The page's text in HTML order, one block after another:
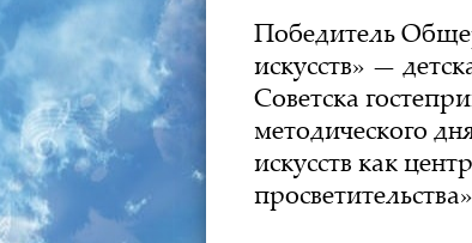
Победитель
искусств» —
Советска
методического
искусств как
просветительства»